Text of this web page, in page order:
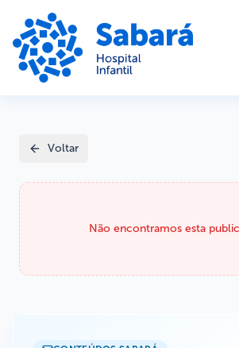
Voltar
Não encontramos esta